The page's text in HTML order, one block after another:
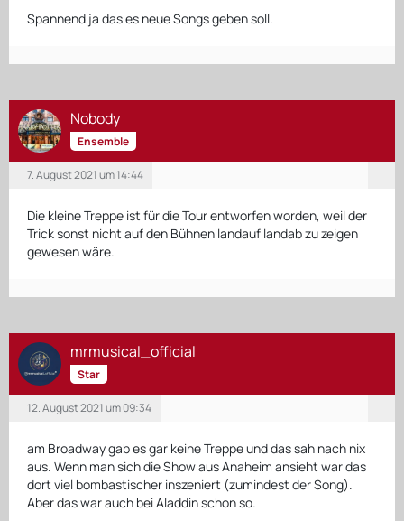
Spannend ja das es neue Songs geben soll.
Nobody
Ensemble
7. August 2021 um 14:44
Die kleine Treppe ist für die Tour entworfen worden, weil der
Trick sonst nicht auf den Bühnen landauf landab zu zeigen
gewesen wäre.
mrmusical_official
Star
12. August 2021 um 09:34
am Broadway gab es gar keine Treppe und das sah nach nix
aus. Wenn man sich die Show aus Anaheim ansieht war das
dort viel bombastischer inszeniert (zumindest der Song).
Aber das war auch bei Aladdin schon so.